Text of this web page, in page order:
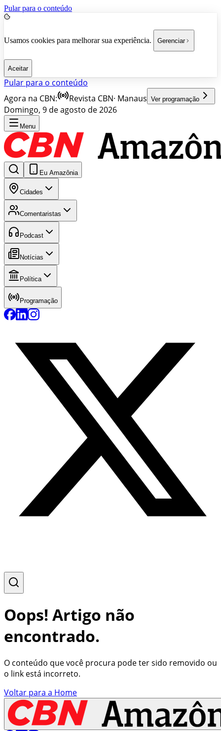
Pular para o conteúdo
Usamos cookies para melhorar sua experiência. Gerenciar
Aceitar
Pular para o conteúdo
Agora na CBN:
Revista CBN· Manaus Ver programação
Domingo, 9 de agosto de 2026
Menu
Eu Amazônia
Cidades
Comentaristas
Podcast
Notícias
Política
Programação
Oops! Artigo não
encontrado.
O conteúdo que você procura pode ter sido removido ou
o link está incorreto.
Voltar para a Home